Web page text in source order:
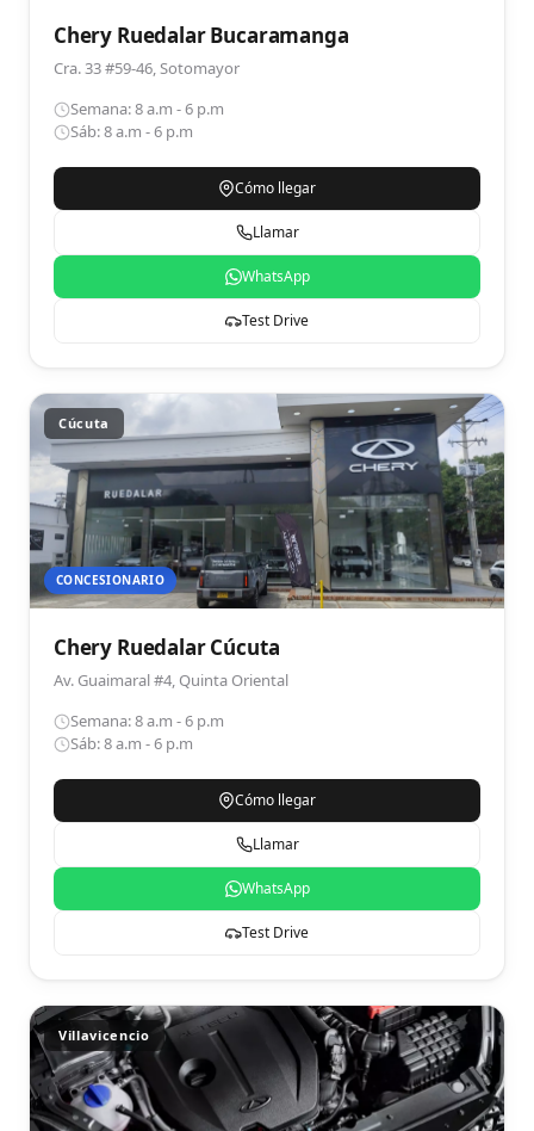
Chery Ruedalar Bucaramanga
Cra. 33 #59-46, Sotomayor
Semana: 8 a.m - 6 p.m
Sáb: 8 a.m - 6 p.m
Cómo llegar
Llamar
WhatsApp
Test Drive
Cúcuta
CONCESIONARIO
Chery Ruedalar Cúcuta
Av. Guaimaral #4, Quinta Oriental
Semana: 8 a.m - 6 p.m
Sáb: 8 a.m - 6 p.m
Cómo llegar
Llamar
WhatsApp
Test Drive
Villavicencio